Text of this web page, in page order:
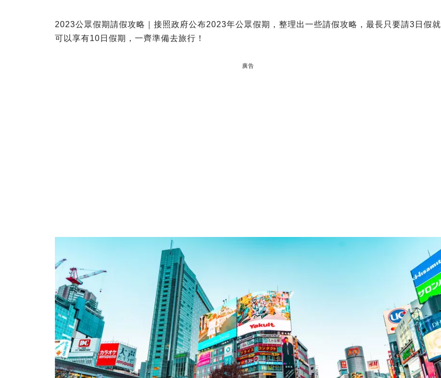
2023公眾假期請假攻略｜接照政府公布2023年公眾假期，整理出一些請假攻略，最長只要請3日假就
可以享有10日假期，一齊準備去旅行！
廣告